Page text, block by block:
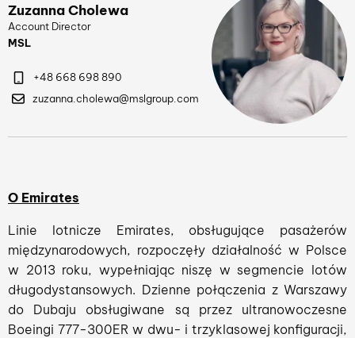
Zuzanna Cholewa
Account Director
MSL
+48 668 698 890
zuzanna.cholewa@mslgroup.com
O Emirates
Linie lotnicze Emirates, obsługujące pasażerów
międzynarodowych, rozpoczęły działalność w Polsce
w 2013 roku, wypełniając niszę w segmencie lotów
długodystansowych. Dzienne połączenia z Warszawy
do Dubaju obsługiwane są przez ultranowoczesne
Boeingi 777-300ER w dwu- i trzyklasowej konfiguracji,